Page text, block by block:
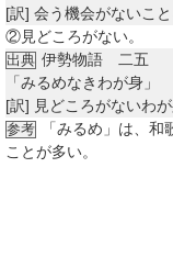
[訳] 会う機会がないこ
②見どころがない。
出典 伊勢物語 二五
「みるめなきわが身」
[訳] 見どころがないわが
参考
「みるめ」は、
ことが多い。